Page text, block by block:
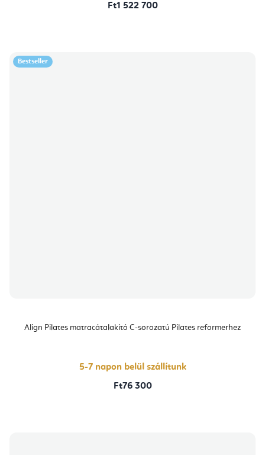
Ft1 522 700
Bestseller
Align Pilates matracátalakító C-sorozatú Pilates reformerhez
5-7 napon belül szállítunk
Ft76 300